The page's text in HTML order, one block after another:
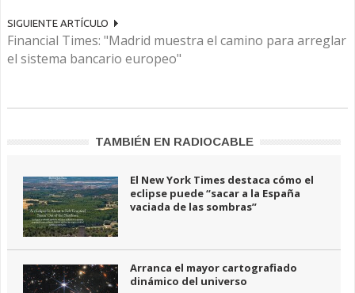
SIGUIENTE ARTÍCULO
Financial Times: "Madrid muestra el camino para arreglar
el sistema bancario europeo"
TAMBIÉN EN RADIOCABLE
El New York Times destaca cómo el
eclipse puede “sacar a la España
vaciada de las sombras”
Arranca el mayor cartografiado
dinámico del universo